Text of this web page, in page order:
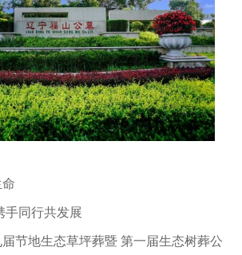
手同行共发展
届节地生态草坪葬暨 第一届生态树葬公